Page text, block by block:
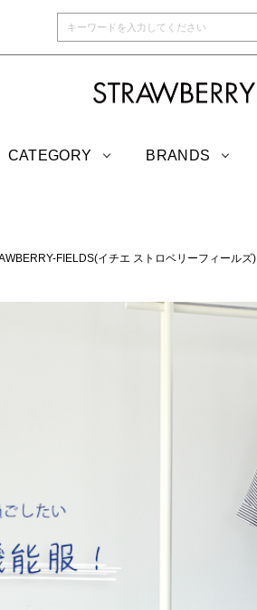
CATEGORY BRANDS
FIELDS(イチエ ストロベリーフィールズ)